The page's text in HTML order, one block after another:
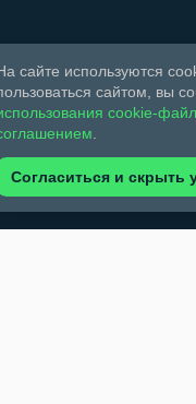
сайте используются
сайтом, вы
cookie-
Согласиться и скрыть